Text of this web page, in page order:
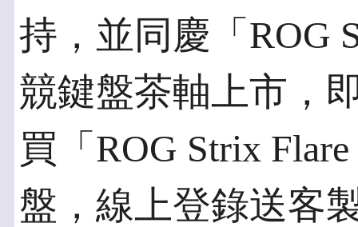
持，並同慶「ROG
競鍵盤茶軸上市，
買「ROG Strix
盤，線上登錄送客